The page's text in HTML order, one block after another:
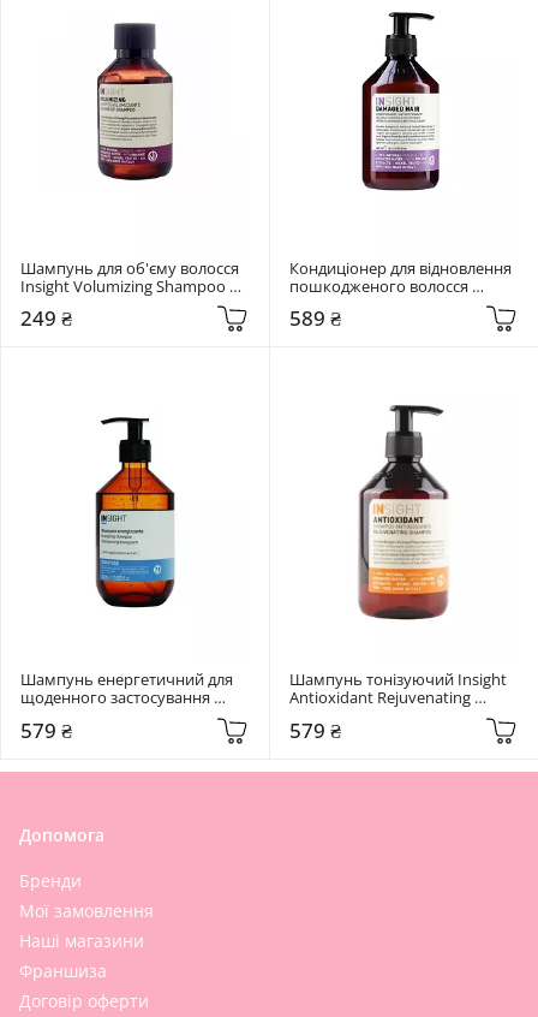
Шампунь для об'єму волосся
Insight Volumizing Shampoo
249 ₴
Кондиціонер для відновлення
пошкодженого волосся
Conditioner 350 мл
589 ₴
Шампунь енергетичний для
щоденного застосування
Insight Energizing Shampoo 350
мл
579 ₴
Шампунь тонізуючий Insight
Antioxidant Rejuvenating
579 ₴
Допомога
Бренди
Мої замовлення
Наші магазини
Франшиза
Договір оферти